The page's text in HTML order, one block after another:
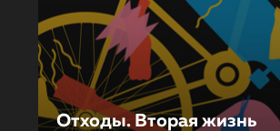
Отходы. Вторая жизнь